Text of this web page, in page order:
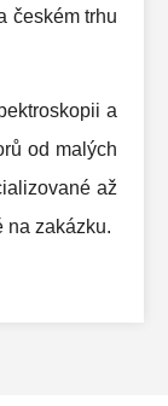
českém trhu
a
od malých
až
na zakázku.